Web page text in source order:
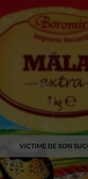
VICTIME DE SON